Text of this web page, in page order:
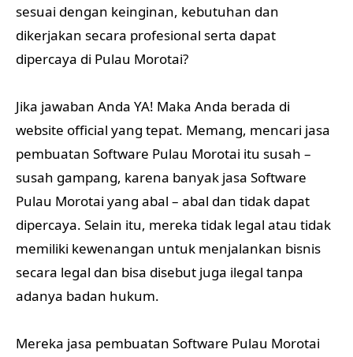
sesuai dengan keinginan, kebutuhan dan
dikerjakan secara profesional serta dapat
dipercaya di Pulau Morotai?
Jika jawaban Anda YA! Maka Anda berada di
website official yang tepat. Memang, mencari jasa
pembuatan Software Pulau Morotai itu susah –
susah gampang, karena banyak jasa Software
Pulau Morotai yang abal – abal dan tidak dapat
dipercaya. Selain itu, mereka tidak legal atau tidak
memiliki kewenangan untuk menjalankan bisnis
secara legal dan bisa disebut juga ilegal tanpa
adanya badan hukum.
Mereka jasa pembuatan Software Pulau Morotai